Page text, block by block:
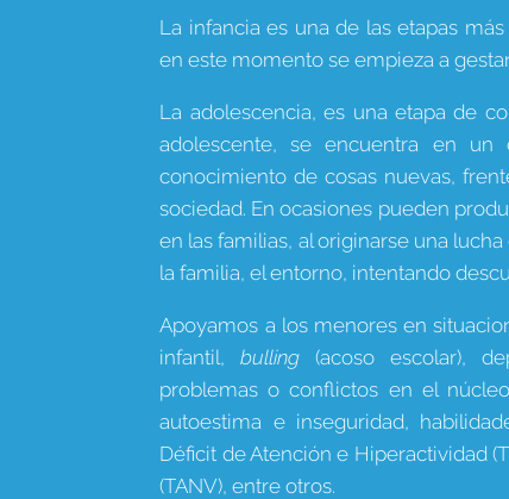
La infancia es una de las etapas
en este momento se empieza a
La adolescencia, es una etapa de
adolescente, se encuentra en
conocimiento de cosas nuevas,
sociedad. En ocasiones pueden
en las familias, al originarse una
la familia, el entorno, intentando
Apoyamos a los menores en
infantil,bulling (acoso escolar),
problemas o conflictos en el
autoestima e inseguridad,
Déficit de Atención e Hiperactividad
(TANV), entre otros.